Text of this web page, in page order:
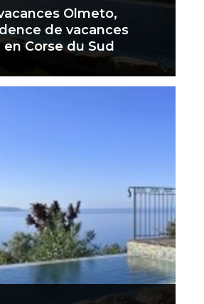
Olmeto,
de vacances
Corse du Sud